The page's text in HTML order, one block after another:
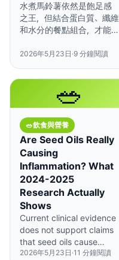
水煮馬鈴薯依然是飽足感
之王，但結合蛋白質、纖維
和水分的餐點組合，才能
2026年5月23日 ·9 分鐘閱讀
🥗
🥗飲食與營養
Are Seed Oils Really
Causing
Inflammation? What
2024-2025
Research Actually
Shows
Current clinical evidence
does not support claims
that seed oils cause
harmful inflammation in
2026年5月23日 ·11 分鐘閱讀